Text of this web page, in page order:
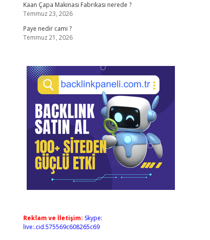
Kaan Çapa Makinası Fabrikası nerede ?
Temmuz 23, 2026
Paye nedir cami ?
Temmuz 21, 2026
Reklam ve İletişim: Skype:
live:.cid.575569c608265c69